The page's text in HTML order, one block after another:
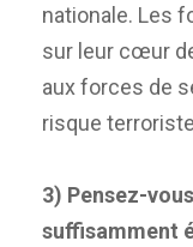
nationale. Les
sur leur cœur
aux forces de
risque
3) Pensez-
suffisamment